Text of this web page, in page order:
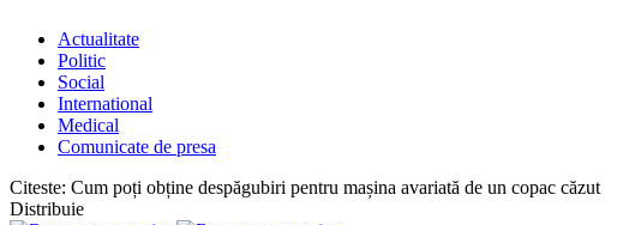
Actualitate
Politic
Social
International
Medical
Comunicate de presa
Citeste: Cum poți obține despăgubiri pentru mașina avariată de un copac căzut
Distribuie